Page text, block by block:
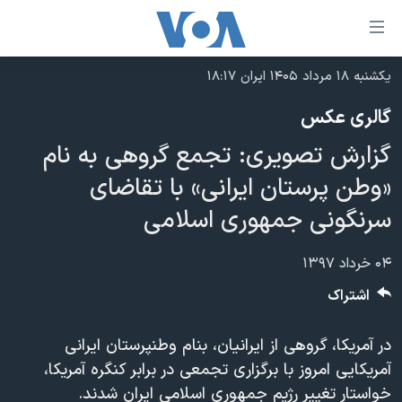
لینکهای
قابل
دسترسی
جهش
محتوای
اصلی
جهش
به
صفحه
جهش
جستجو
نسخه سبک وب‌سایت
موضوع ها
ایران
آمریکا
جهان
ورزشی
ویژه برنامه‌ها
ویدیوها
برنامه های تلویزیونی
جدول برنامه ها
صفحه‌های ویژه
جام جهانی ۲۰۲۶
۲۵۰سالگی آمریکا
بایگانی برنامه‌های تلویزیونی
فرکانس‌های صدای آمریکا
یادگیری زبان انگلیسی
یکشنبه ۱۸ مرداد ۱۴۰۵ ایران ۱۸:۱۷
گالری عکس
گزارش تصویری: تجمع گروهی به نام
«وطن پرستان ایرانی» با تقاضای
سرنگونی جمهوری اسلامی
۰۴ خرداد ۱۳۹۷
در آمریکا، گروهی از ایرانیان، بنام وطنپرستان ایرانی
آمریکایی امروز با برگزاری تجمعی در برابر کنگره آمریکا،
خواستار تغییر رژیم جمهوری اسلامی ایران شدند.
اشتراک